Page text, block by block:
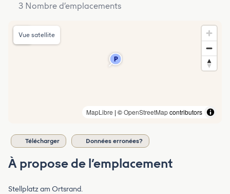
3 Nombre d’emplacements
MapLibre | ©OpenStreetMapcontributors
Vue satellite
Télécharger Données erronées?
À propose de l’emplacement
Stellplatz am Ortsrand.